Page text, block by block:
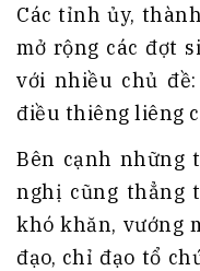
Các tỉnh ủy,
mở rộng các đợt
với nhiều chủ
điều thiêng liêng
Bên cạnh những
nghị cũng thẳng
khó khăn, vướng
đạo, chỉ đạo tổ